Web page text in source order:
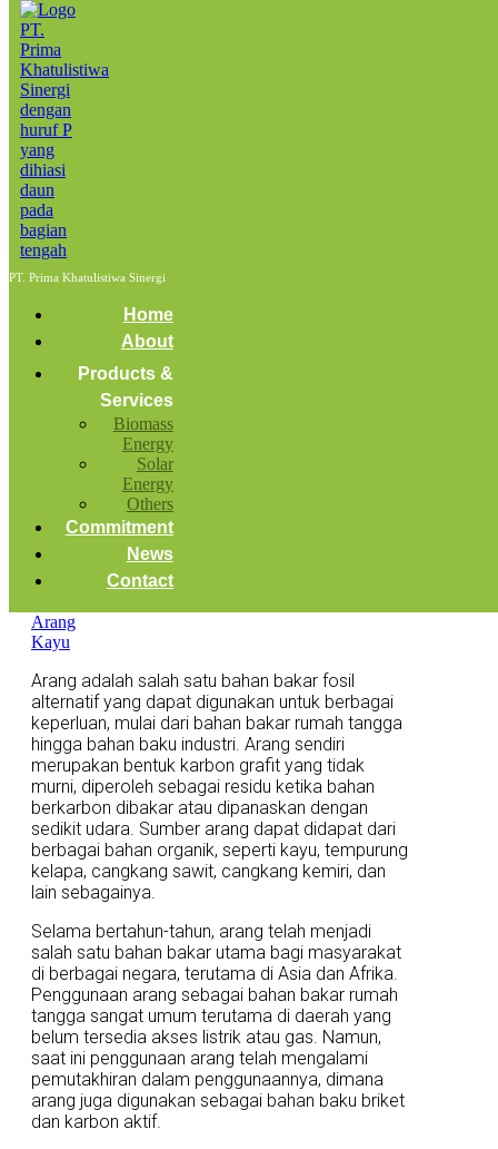
PT. Prima Khatulistiwa Sinergi
Home
About
Products &
Services
Biomass
Energy
Solar
Energy
Others
Commitment
News
Contact
Home
Posts tagged: pengawasan
Arang
February 17, 2022
by admin
BIOMASS
Temukan Fakta Menarik Mengenai
Penggunaan Arang Sebagai Bahan Bakar
Alternatif!"
Arang adalah salah satu bahan bakar fosil
alternatif yang dapat digunakan untuk berbagai
keperluan, mulai dari bahan bakar rumah tangga
hingga bahan baku industri. Arang sendiri
merupakan bentuk karbon grafit yang tidak
murni, diperoleh sebagai residu ketika bahan
berkarbon dibakar atau dipanaskan dengan
sedikit udara. Sumber arang dapat didapat dari
berbagai bahan organik, seperti kayu, tempurung
kelapa, cangkang sawit, cangkang kemiri, dan
lain sebagainya.
Selama bertahun-tahun, arang telah menjadi
salah satu bahan bakar utama bagi masyarakat
di berbagai negara, terutama di Asia dan Afrika.
Penggunaan arang sebagai bahan bakar rumah
tangga sangat umum terutama di daerah yang
belum tersedia akses listrik atau gas. Namun,
saat ini penggunaan arang telah mengalami
pemutakhiran dalam penggunaannya, dimana
arang juga digunakan sebagai bahan baku briket
dan karbon aktif.